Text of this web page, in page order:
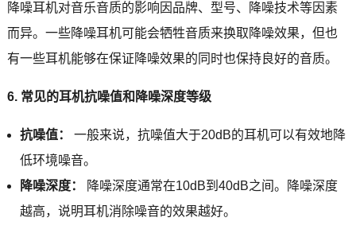
降噪耳机对音乐音质的影响因品牌、型号、降噪技术等因素
而异。一些降噪耳机可能会牺牲音质来换取降噪效果，但也
有一些耳机能够在保证降噪效果的同时也保持良好的音质。
6. 常见的耳机抗噪值和降噪深度等级
抗噪值：
一般来说，抗噪值大于20dB的耳机可以有效地降
低环境噪音。
降噪深度：
降噪深度通常在10dB到40dB之间。降噪深度
越高，说明耳机消除噪音的效果越好。